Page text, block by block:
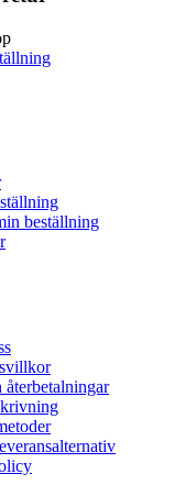
beställning
återbetalningar